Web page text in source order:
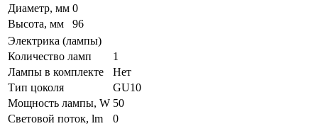
Диаметр, мм 0
Высота, мм
96
Электрика (лампы)
Количество ламп
1
Лампы в комплекте
Нет
Тип цоколя
GU10
Мощность лампы, W 50
Световой поток, lm
0